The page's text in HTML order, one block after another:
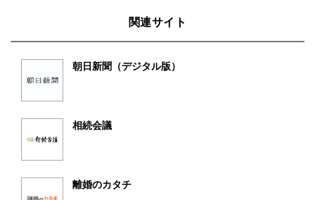
関連サイト
朝日新聞（デジタル版）
相続会議
離婚のカタチ